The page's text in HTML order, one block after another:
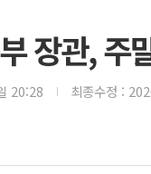
장관, 주
20:28 최종수정 :